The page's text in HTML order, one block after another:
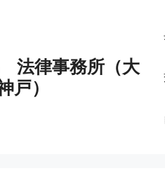
律事務所（大
戸）